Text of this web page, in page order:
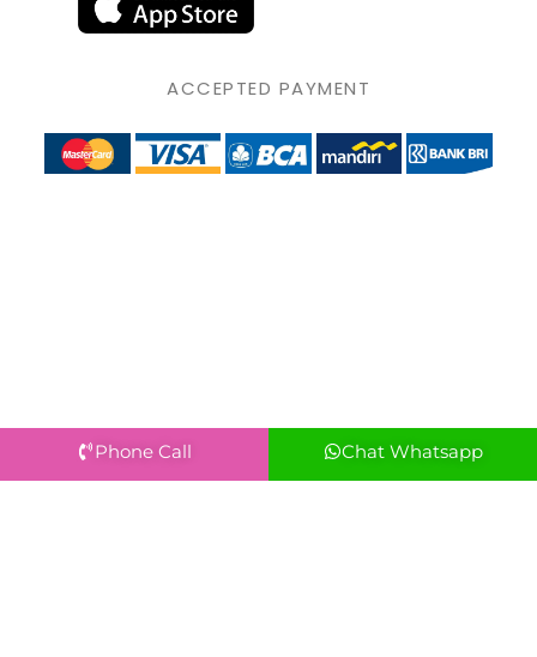
ACCEPTED PAYMENT
Phone Call Chat Whatsapp